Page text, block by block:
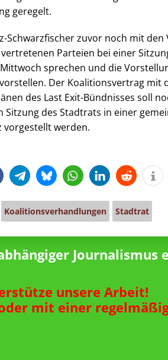
geregelt.
Schwarzfischer zuvor noch mit
Parteien bei einer
sprechen und die
Der Koalitionsvertrag mit
des Last Exit-Bündnisses soll
Sitzung des Stadtrats in einer
vorgestellt werden.
Koalitionsverhandlungen Stadtrat
Journalismus
unsere Arbeit!
mit einer